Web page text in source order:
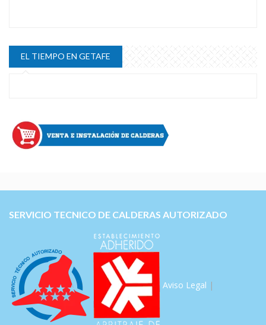
EL TIEMPO EN GETAFE
SERVICIO TECNICO DE CALDERAS AUTORIZADO
Aviso Legal |